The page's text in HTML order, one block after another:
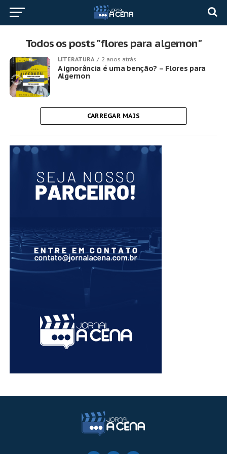
Todos os posts "flores para algernon"
LITERATURA 2 anos atrás
A ignorância é uma benção? – Flores para
Algernon
CARREGAR MAIS